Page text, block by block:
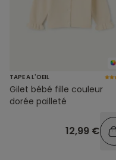
TAPE A L'OEIL
Gilet bébé fille couleur
dorée pailleté
12,99 €